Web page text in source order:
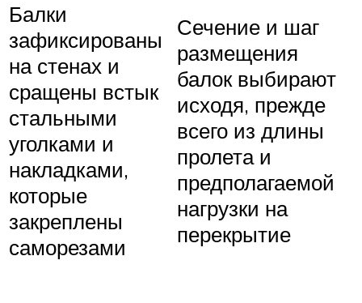
Балки
зафиксированы
на стенах и
сращены встык
стальными
уголками и
накладками,
которые
закреплены
саморезами
Сечение и шаг
размещения
балок выбирают
исходя, прежде
всего из длины
пролета и
предполагаемой
нагрузки на
перекрытие